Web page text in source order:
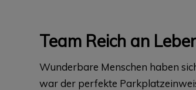
Team Reich an
Wunderbare Menschen haben
war der perfekte